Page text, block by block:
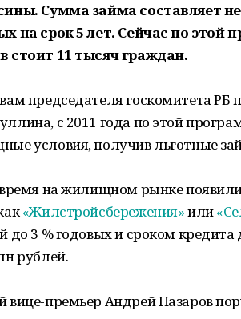
Сумма займа составляет
на срок 5 лет. Сейчас по этой
стоит 11 тысяч граждан.
председателя госкомитета РБ
с 2011 года по этой
условия, получив льготные
время на жилищном рынке
«Жилстройсбережения»или
до 3 % годовых и сроком
рублей.
вице-премьер Андрей Назаров